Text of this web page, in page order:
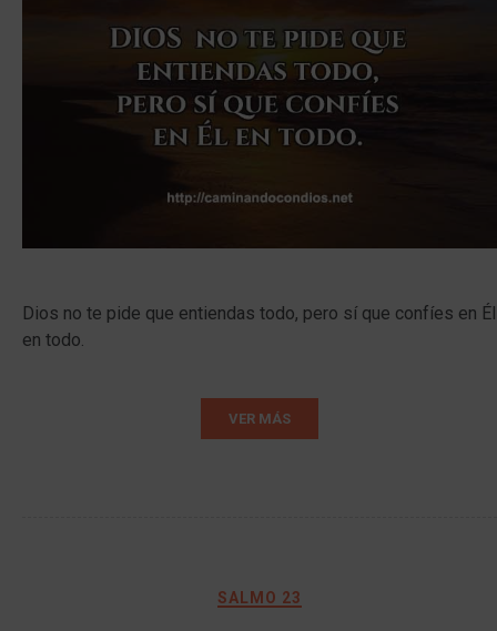
Dios no te pide que entiendas todo, pero sí que confíes en Él
en todo.
VER MÁS
SALMO 23